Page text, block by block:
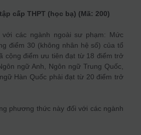
cấp THPT (học bạ) (Mã: 200)
các ngành ngoài sư phạm: Mức
điểm 30 (không nhân hệ số) của tổ
cộng điểm ưu tiên đạt từ 18 điểm trở
ngữ Anh, Ngôn ngữ Trung Quốc,
Hàn Quốc phải đạt từ 20 điểm trở
phương thức này đối với các ngành